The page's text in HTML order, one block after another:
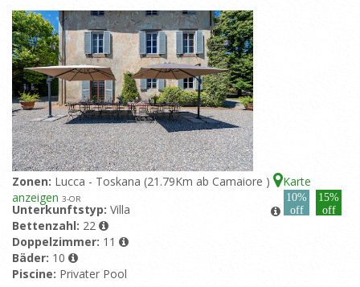
Zonen: Lucca - Toskana (21.79Km ab Camaiore )
Karte
anzeigen 3-OR
10%
off
15%
off
Unterkunftstyp: Villa
Bettenzahl: 22
Doppelzimmer: 11
Bäder: 10
Piscine: Privater Pool